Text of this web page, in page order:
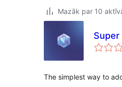
Mazāk par 10
Super
The simplest way to